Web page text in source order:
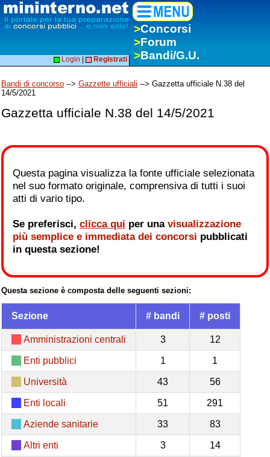
>Concorsi
>Forum
>Bandi/G.U.
Login Registrati
Bandi di concorso --> Gazzette ufficiali --> Gazzetta ufficiale N.38 del
14/5/2021
Gazzetta ufficiale N.38 del 14/5/2021
Questa pagina visualizza la fonte ufficiale selezionata
nel suo formato originale, comprensiva di tutti i suoi
atti di vario tipo.
Se preferisci, clicca qui per una visualizzazione
più semplice e immediata dei concorsi pubblicati
in questa sezione!
Questa sezione è composta delle seguenti sezioni:
Sezione # bandi # posti
Amministrazioni centrali 3 12
Enti pubblici 1 1
Università 43 56
Enti locali 51 291
Aziende sanitarie 33 83
Altri enti 3 14